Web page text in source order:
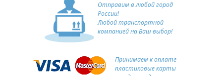
Отправим в любой город
России!
Любой транспортной
компанией на Ваш выбор!
Принимаем к оплате
пластиковые карты